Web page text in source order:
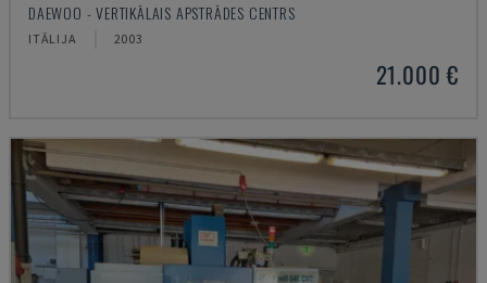
DAEWOO - VERTIKĀLAIS APSTRĀDES CENTRS
ITĀLIJA 2003
21.000 €